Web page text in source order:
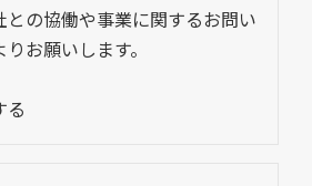
の協働や事業に関するお問い
お願いします。
る